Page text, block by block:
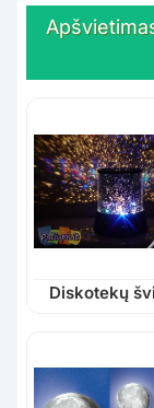
Diskotekų